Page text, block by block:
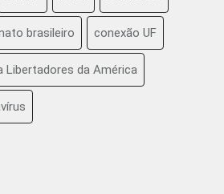
brasileiro conexão UF
Libertadores da América